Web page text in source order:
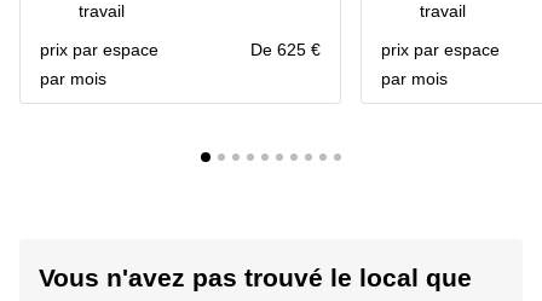
travail
prix par espace
par mois
De 625 €
travail
prix par espace
par mois
Vous n'avez pas trouvé le local que